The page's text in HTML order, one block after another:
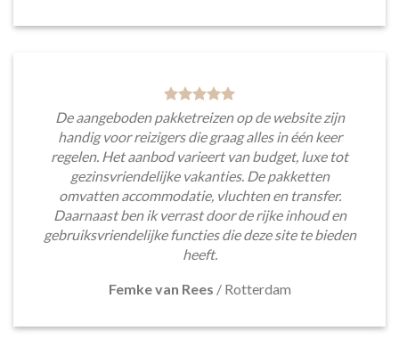
De aangeboden pakketreizen op de website zijn
handig voor reizigers die graag alles in één keer
regelen. Het aanbod varieert van budget, luxe tot
gezinsvriendelijke vakanties. De pakketten
omvatten accommodatie, vluchten en transfer.
Daarnaast ben ik verrast door de rijke inhoud en
gebruiksvriendelijke functies die deze site te bieden
heeft.
Femke van Rees / Rotterdam